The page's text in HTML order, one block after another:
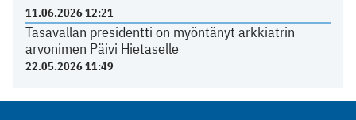
11.06.2026 12:21
Tasavallan presidentti on myöntänyt arkkiatrin
arvonimen Päivi Hietaselle
22.05.2026 11:49